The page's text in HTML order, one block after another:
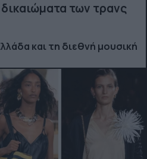
των τρανς
και τη διεθνή μουσική